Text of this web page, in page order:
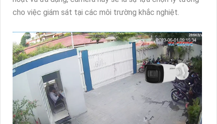
cho việc giám sát tại các môi trường khắc nghiệt.